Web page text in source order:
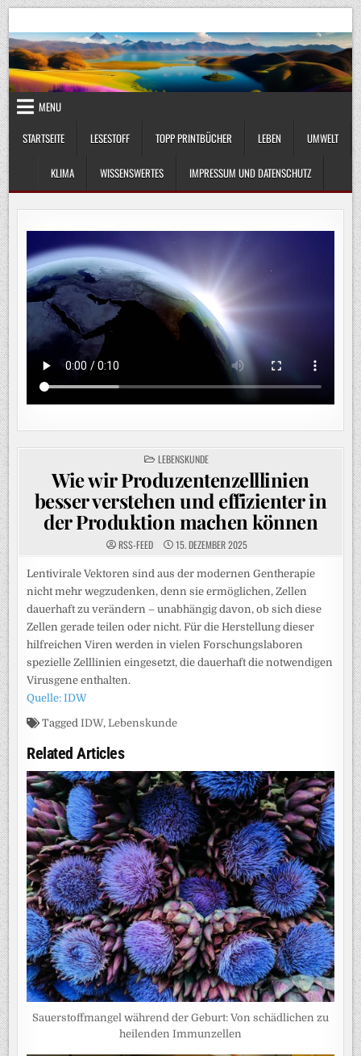
Skip
to
content
UmweltKlima.com
MENU
STARTSEITE
LESESTOFF TOPP PRINTBÜCHER LEBEN UMWELT
KLIMA WISSENSWERTES IMPRESSUM UND DATENSCHUTZ
POSTED
IN
LEBENSKUNDE
Wie wir Produzentenzelllinien
besser verstehen und effizienter in
der Produktion machen können
RSS-FEED 15. DEZEMBER 2025
Lentivirale Vektoren sind aus der modernen Gentherapie
nicht mehr wegzudenken, denn sie ermöglichen, Zellen
dauerhaft zu verändern – unabhängig davon, ob sich diese
Zellen gerade teilen oder nicht. Für die Herstellung dieser
hilfreichen Viren werden in vielen Forschungslaboren
spezielle Zelllinien eingesetzt, die dauerhaft die notwendigen
Virusgene enthalten.
Quelle: IDW
TaggedIDW,Lebenskunde
Related Articles
Sauerstoffmangel während der Geburt: Von schädlichen zu
heilenden Immunzellen